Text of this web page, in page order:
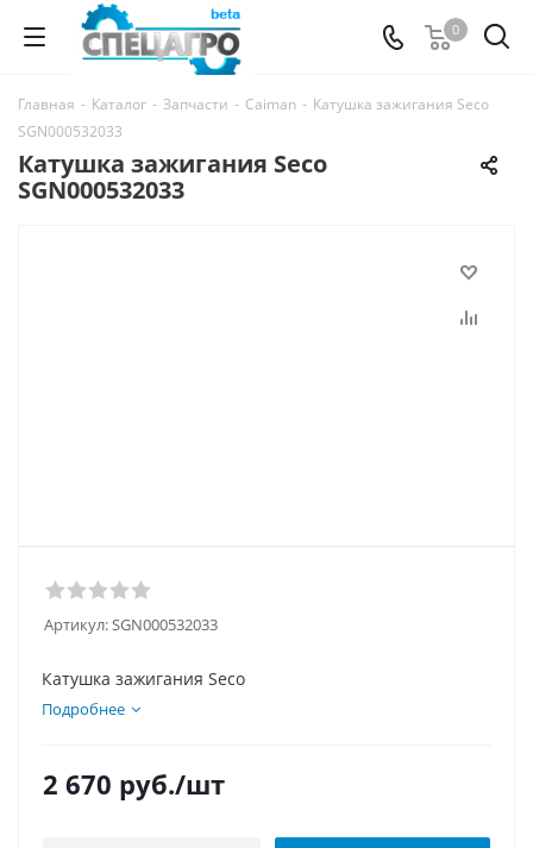
0
Главная - Каталог - Запчасти - Caiman - Катушка зажигания Seco
SGN000532033
Катушка зажигания Seco
SGN000532033
Артикул:SGN000532033
Катушка зажигания Seco
Подробнее
2 670 руб./шт